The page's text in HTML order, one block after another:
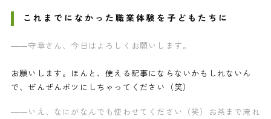
これまでになかった職業体験を子どもたちに
——守章さん、今日はよろしくお願いします。
お願いします。ほんと、使える記事にならないかもしれないん
で、ぜんぜんボツにしちゃってください（笑）
——いえ、なにがなんでも使わせてください（笑）お茶まで淹れ